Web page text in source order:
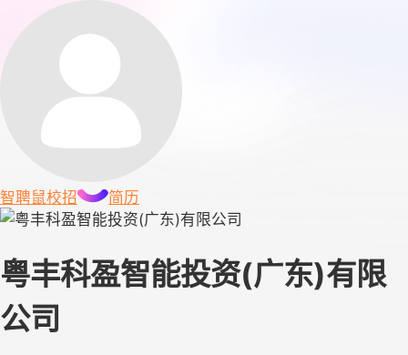
智聘鼠校招 简历
粤丰科盈智能投资(广东)有限
公司